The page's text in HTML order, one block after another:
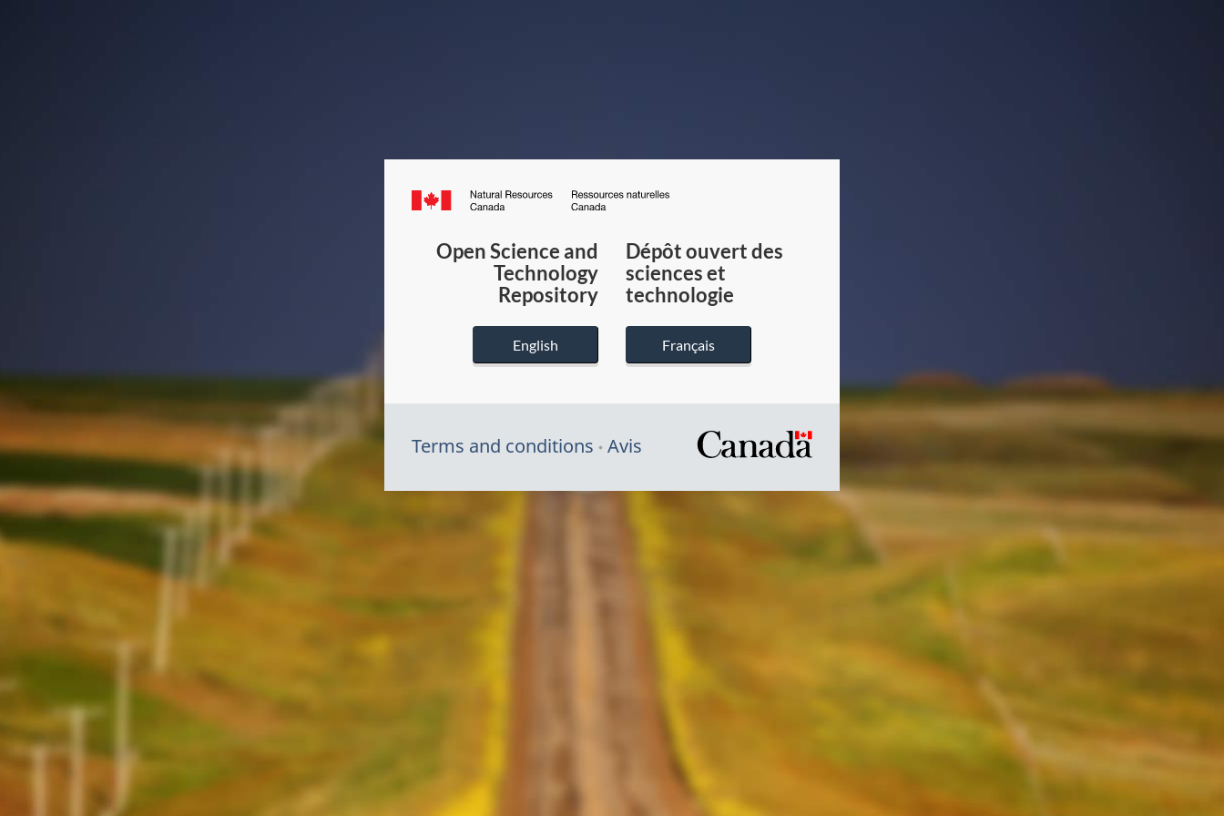
Canada.ca
du
Canada
Open Science and
Technology
Repository
English
Dépôt ouvert des
sciences et
technologie
Français
Terms and conditions Avis
/
Symbole
du
gouvernement
du